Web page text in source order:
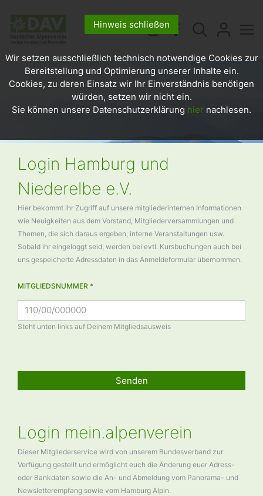
Login Hamburg und
Niederelbe e.V.
Hier bekommt ihr Zugriff auf unsere mitgliederinternen Informationen
wie Neuigkeiten aus dem Vorstand, Mitgliederversammlungen und
Themen, die sich daraus ergeben, interne Veranstaltungen usw.
Sobald ihr eingeloggt seid, werden bei evtl. Kursbuchungen auch bei
uns gespeicherte Adressdaten in das Anmeldeformular übernommen.
MITGLIEDSNUMMER *
Steht unten links auf Deinem Mitgliedsausweis
Senden
Login mein.alpenverein
Dieser Mitgliederservice wird von unserem Bundesverband zur
Verfügung gestellt und ermöglicht euch die Änderung euer Adress-
oder Bankdaten sowie die An- und Abmeldung vom Panorama- und
Newsletterempfang sowie vom Hamburg Alpin.
Hinweis schließen
Wir setzen ausschließlich technisch notwendige Cookies zur
Bereitstellung und Optimierung unserer Inhalte ein.
Cookies, zu deren Einsatz wir Ihr Einverständnis benötigen
würden, setzen wir nicht ein.
Sie können unsere Datenschutzerklärung hier nachlesen.